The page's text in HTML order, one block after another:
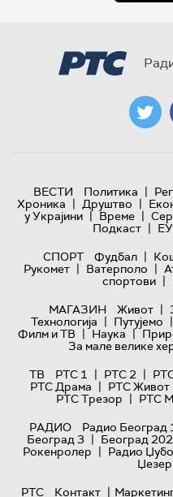
ВЕСТИ Политика |
Хроника | Друштво |
у Украјини | Време |
Подкаст |
СПОРТ
Фудбал |
Рукомет | Ватерполо |
спортови |
МАГАЗИН
Живот |
Технологијa | Путујемо |
Филм и ТВ | Наука |
За мале велике
ТВ
РТС 1 | РТС 2 |
РТС Драма | РТС Живот
РТС Трезор | РТС
РАДИО
Радио Београд
Београд 3 | Београд 202
Рокенролер | Радио
Џезер
РТС
Контакт |